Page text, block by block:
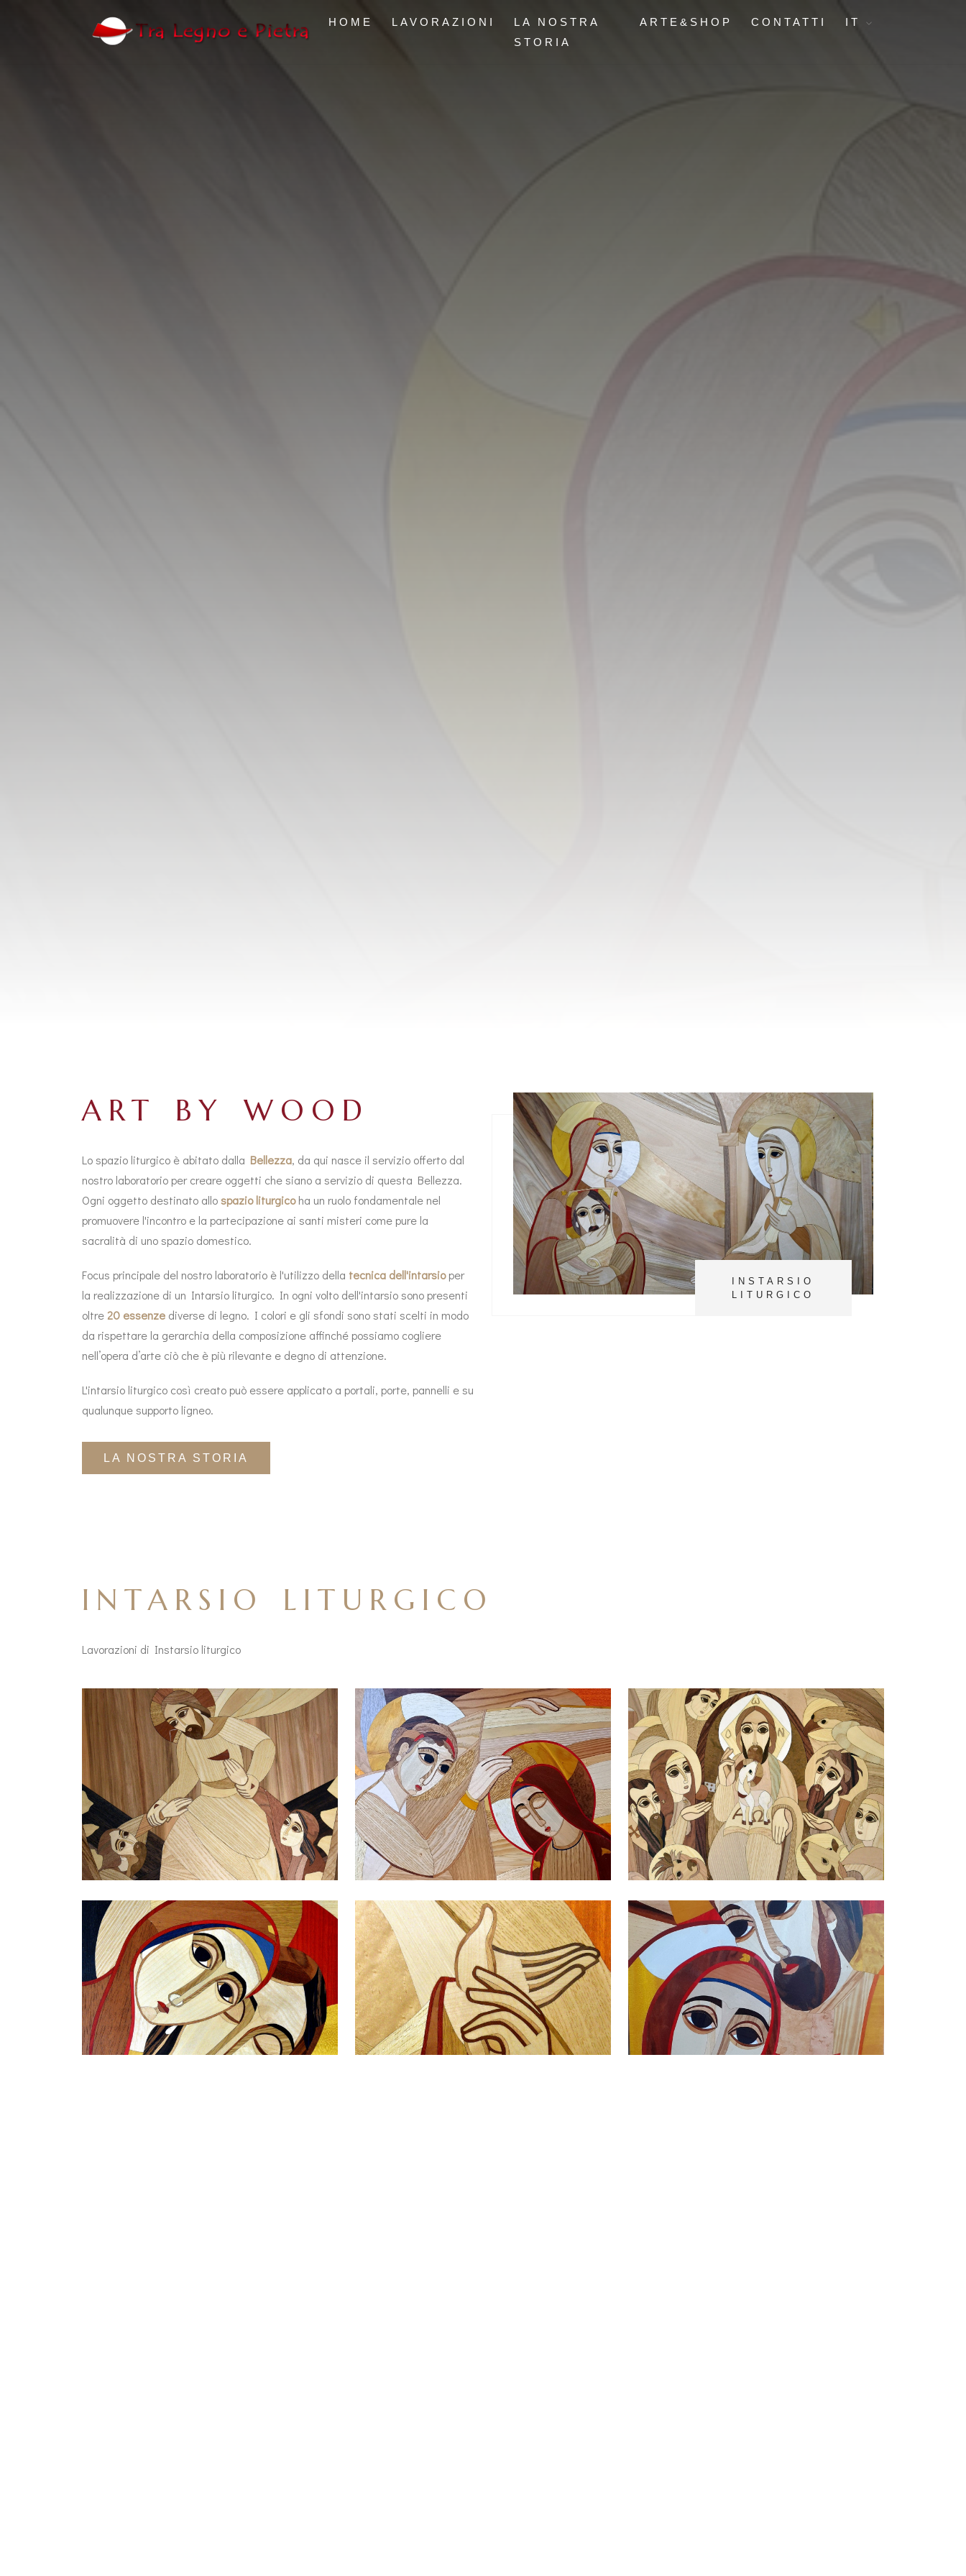
HOME LAVORAZIONI
LA NOSTRA
STORIA
ARTE&SHOP CONTATTI IT
ART BY WOOD
Lo spazio liturgico è abitato dalla Bellezza, da qui nasce il servizio offerto dal
nostro laboratorio per creare oggetti che siano a servizio di questa Bellezza.
Ogni oggetto destinato allospazio liturgicoha un ruolo fondamentale nel
promuovere l'incontro e la partecipazione ai santi misteri come pure la
sacralità di uno spazio domestico.
Focus principale del nostro laboratorio è l'utilizzo della tecnica dell'intarsioper
la realizzazione di un Intarsio liturgico. In ogni volto dell'intarsio sono presenti
oltre20 essenze diverse di legno. I colori e gli sfondi sono stati scelti in modo
da rispettare la gerarchia della composizione affinché possiamo cogliere
nell’opera d’arte ciò che è più rilevante e degno di attenzione.
L'intarsio liturgico così creato può essere applicato a portali, porte, pannelli e su
qualunque supporto ligneo.
LA NOSTRA STORIA
INSTARSIO
LITURGICO
INTARSIO LITURGICO
Lavorazioni di Instarsio liturgico